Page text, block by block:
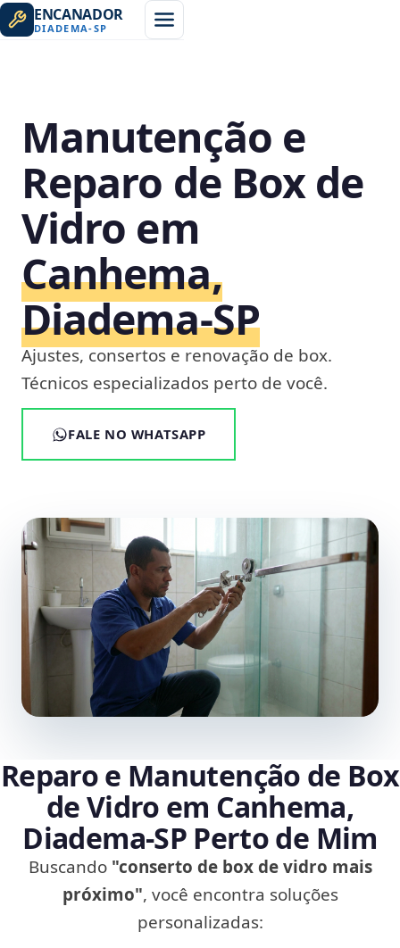
ENCANADOR
DIADEMA-SP
Manutenção e
Reparo de Box de
Vidro em
Canhema,
Diadema‑SP
Ajustes, consertos e renovação de box.
Técnicos especializados perto de você.
FALE NO WHATSAPP
Reparo e Manutenção de Box
de Vidro em Canhema,
Diadema‑SP Perto de Mim
Buscando "conserto de box de vidro mais
próximo", você encontra soluções
personalizadas: